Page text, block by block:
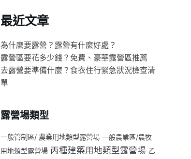
最近文章
為什麼要露營？露營有什麼好處？
露營區要花多少錢？免費、豪華露營區推薦
去露營要準備什麼？食衣住行緊急狀況檢查清
單
露營場類型
一般管制區/ 農業用地類型露營場 一般農業區/農牧
用地類型露營場 丙種建築用地類型露營場 乙